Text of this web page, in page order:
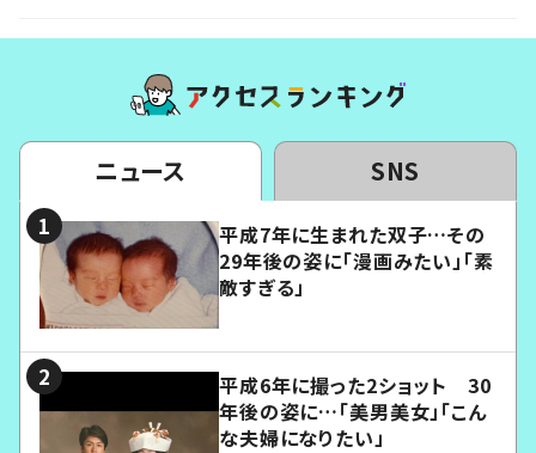
ニュース SNS
平成7年に生まれた双子…その
29年後の姿に「漫画みたい」「素
敵すぎる」
平成6年に撮った2ショット 30
年後の姿に…「美男美女」「こん
な夫婦になりたい」